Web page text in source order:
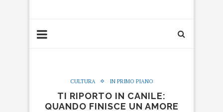
CULTURA IN PRIMO PIANO
TI RIPORTO IN CANILE:
QUANDO FINISCE UN AMORE